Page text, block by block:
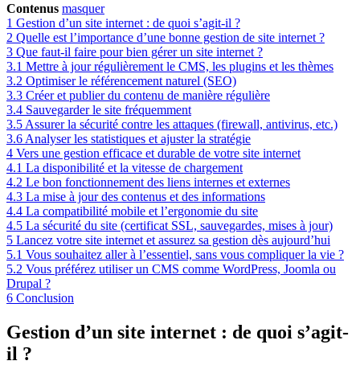
Contenus masquer
1 Gestion d’un site internet : de quoi s’agit-il ?
2 Quelle est l’importance d’une bonne gestion de site internet ?
3 Que faut-il faire pour bien gérer un site internet ?
3.1 Mettre à jour régulièrement le CMS, les plugins et les thèmes
3.2 Optimiser le référencement naturel (SEO)
3.3 Créer et publier du contenu de manière régulière
3.4 Sauvegarder le site fréquemment
3.5 Assurer la sécurité contre les attaques (firewall, antivirus, etc.)
3.6 Analyser les statistiques et ajuster la stratégie
4 Vers une gestion efficace et durable de votre site internet
4.1 La disponibilité et la vitesse de chargement
4.2 Le bon fonctionnement des liens internes et externes
4.3 La mise à jour des contenus et des informations
4.4 La compatibilité mobile et l’ergonomie du site
4.5 La sécurité du site (certificat SSL, sauvegardes, mises à jour)
5 Lancez votre site internet et assurez sa gestion dès aujourd’hui
5.1 Vous souhaitez aller à l’essentiel, sans vous compliquer la vie ?
5.2 Vous préférez utiliser un CMS comme WordPress, Joomla ou
Drupal ?
6 Conclusion
Gestion d’un site internet : de quoi s’agit-
il ?